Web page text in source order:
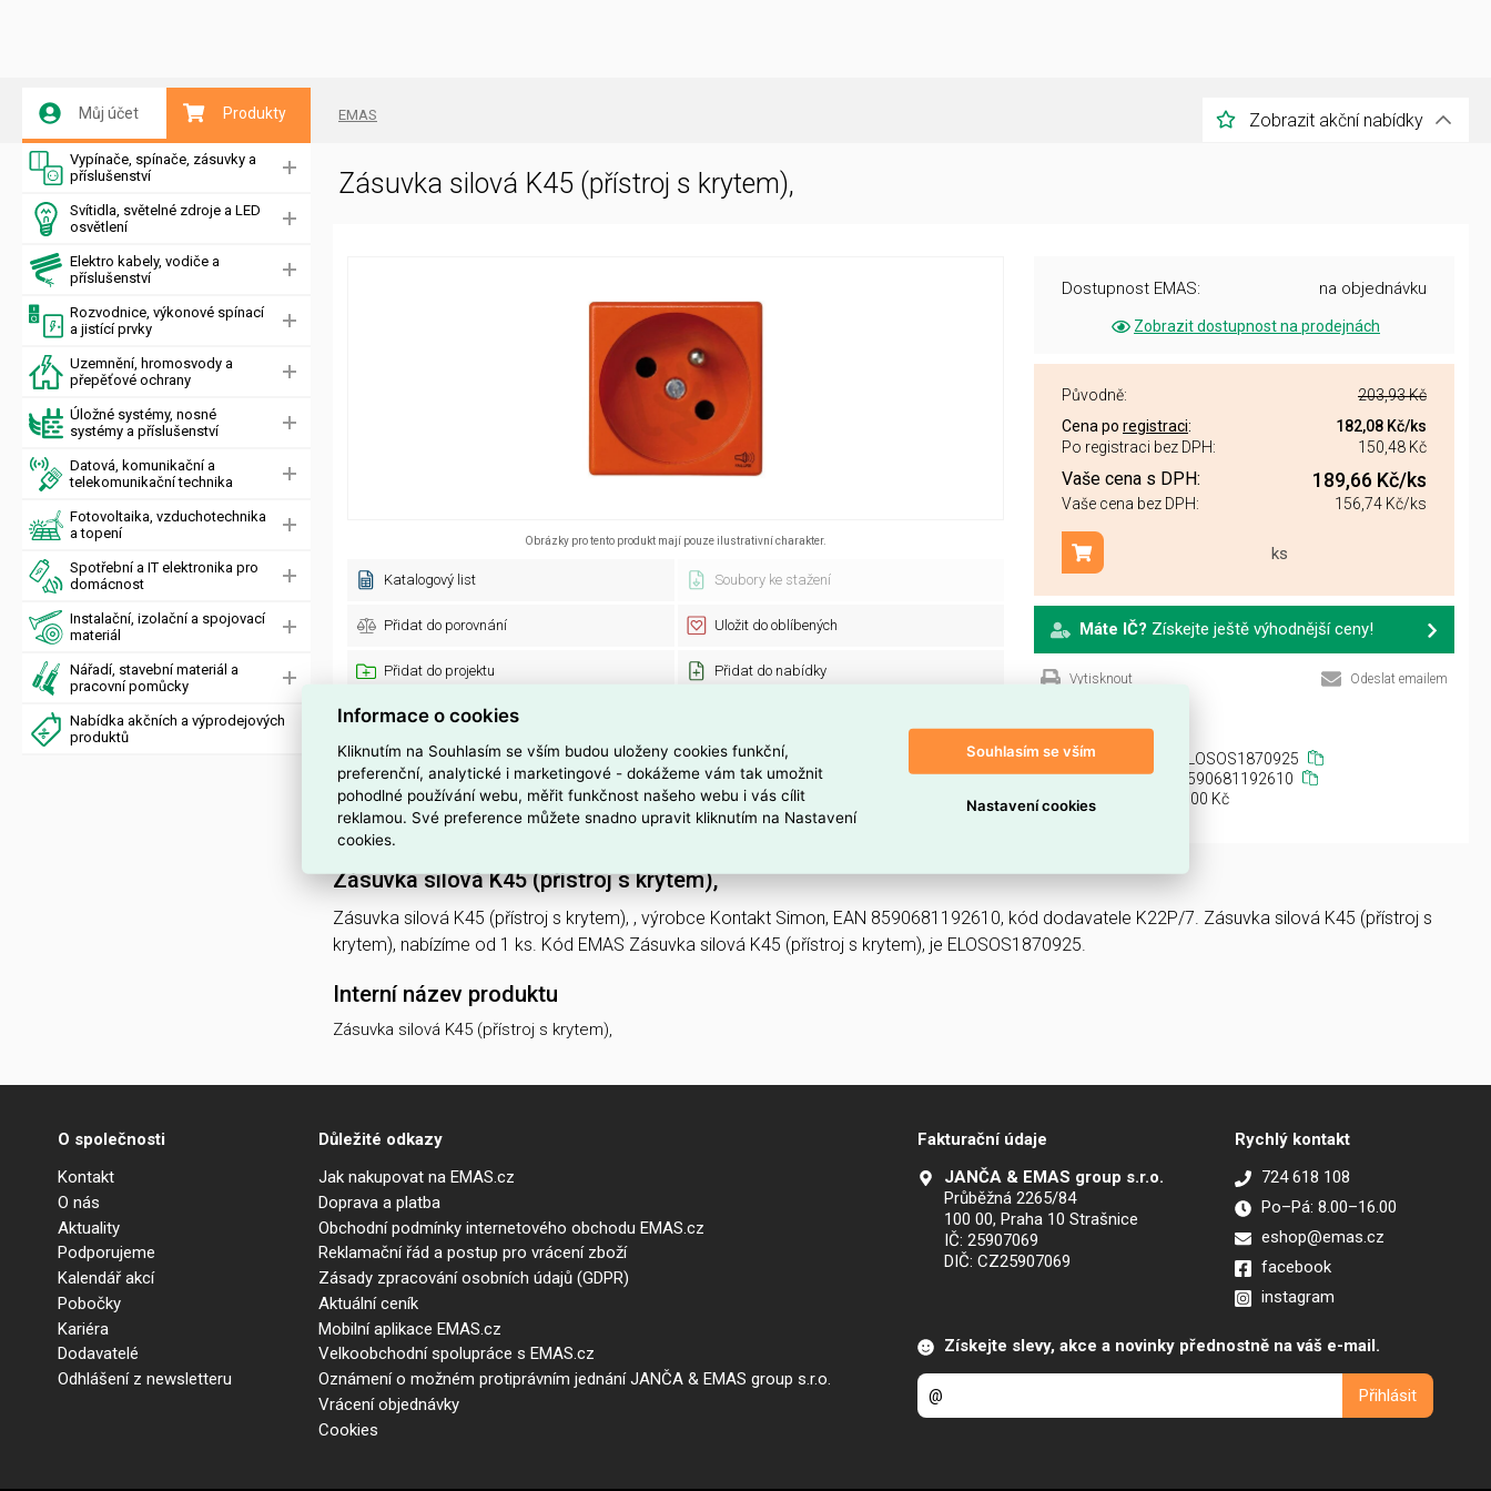
Můj účet Produkty
Vypínače, spínače, zásuvky a
příslušenství
Svítidla, světelné zdroje a LED
osvětlení
Elektro kabely, vodiče a
příslušenství
Rozvodnice, výkonové spínací
a jistící prvky
Uzemnění, hromosvody a
přepěťové ochrany
Úložné systémy, nosné
systémy a příslušenství
Datová, komunikační a
telekomunikační technika
Fotovoltaika, vzduchotechnika
a topení
Spotřební a IT elektronika pro
domácnost
Instalační, izolační a spojovací
materiál
Nářadí, stavební materiál a
pracovní pomůcky
Nabídka akčních a výprodejových
produktů
EMAS Zobrazit akční nabídky
Zásuvka silová K45 (přístroj s krytem),
Obrázky pro tento produkt mají pouze ilustrativní charakter.
Katalogový list Soubory ke stažení
Přidat do porovnání Uložit do oblíbených
Přidat do projektu Přidat do nabídky
Dostupnost EMAS: na objednávku
Zobrazit dostupnost na prodejnách
Původně:
203,93 Kč
Cena po registraci: 182,08 Kč/ks
Po registraci bez DPH:
150,48 Kč
Vaše cena s DPH: 189,66 Kč/ks
Vaše cena bez DPH: 156,74 Kč/ks
ks
Přidat do košíku
Máte IČ? Získejte ještě výhodnější ceny!
Vytisknout Odeslat emailem
Obecné parametry
Značka: Kontakt Simon Kód zboží:
ELOSOS1870925
Kód dodavatele:
K22P/7 EAN:
8590681192610
Standardní balení:
1 ks Recyklační poplatek:
0,00 Kč
Produktová řada:
Simon Connect
Zásuvka silová K45 (přístroj s krytem),
Zásuvka silová K45 (přístroj s krytem), , výrobce Kontakt Simon, EAN 8590681192610, kód dodavatele K22P/7. Zásuvka silová K45 (přístroj s
krytem), nabízíme od 1 ks. Kód EMAS Zásuvka silová K45 (přístroj s krytem), je ELOSOS1870925.
Interní název produktu
Zásuvka silová K45 (přístroj s krytem),
O společnosti
Kontakt
O nás
Aktuality
Podporujeme
Kalendář akcí
Pobočky
Kariéra
Dodavatelé
Odhlášení z newsletteru
Důležité odkazy
Jak nakupovat na EMAS.cz
Doprava a platba
Obchodní podmínky internetového obchodu EMAS.cz
Reklamační řád a postup pro vrácení zboží
Zásady zpracování osobních údajů (GDPR)
Aktuální ceník
Mobilní aplikace EMAS.cz
Velkoobchodní spolupráce s EMAS.cz
Oznámení o možném protiprávním jednání JANČA & EMAS group s.r.o.
Vrácení objednávky
Cookies
Fakturační údaje
JANČA & EMAS group s.r.o.
Průběžná 2265/84
100 00, Praha 10 Strašnice
IČ: 25907069
DIČ: CZ25907069
Rychlý kontakt
724 618 108
Po–Pá: 8.00–16.00
eshop@emas.cz
facebook
instagram
Získejte slevy, akce a novinky přednostně na váš e-mail.
Informace o cookies
Kliknutím na Souhlasím se vším budou uloženy cookies funkční,
preferenční, analytické i marketingové - dokážeme vám tak umožnit
pohodlné používání webu, měřit funkčnost našeho webu i vás cílit
reklamou. Své preference můžete snadno upravit kliknutím na Nastavení
cookies.
Souhlasím se vším
Nastavení cookies